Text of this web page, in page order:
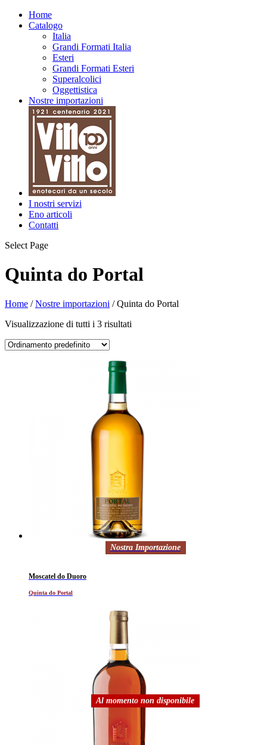
Home
Catalogo
Italia
Grandi Formati Italia
Esteri
Grandi Formati Esteri
Superalcolici
Oggettistica
Nostre importazioni
I nostri servizi
Eno articoli
Contatti
Select Page
Quinta do Portal
Home /Nostre importazioni / Quinta do Portal
Visualizzazione di tutti i 3 risultati
Nostra Importazione
Moscatel do Duoro
Quinta do Portal
Al momento non disponibile